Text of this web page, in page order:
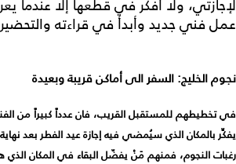
لإجازتي، ولا أفكر في قطعها إلا عندما
عمل فني جديد وأبدأ في قراءته
نجوم الخليج: السفر الى أماكن قريبة وبعيدة
في تخطيطهم للمستقبل القريب، فان عدداً كبيراً من
يفكِّر بالمكان الذي سيُمضي فيه إجازة عيد الفطر بعد
رغبات النجوم، فمنهم مَنْ يفضّل البقاء في المكان